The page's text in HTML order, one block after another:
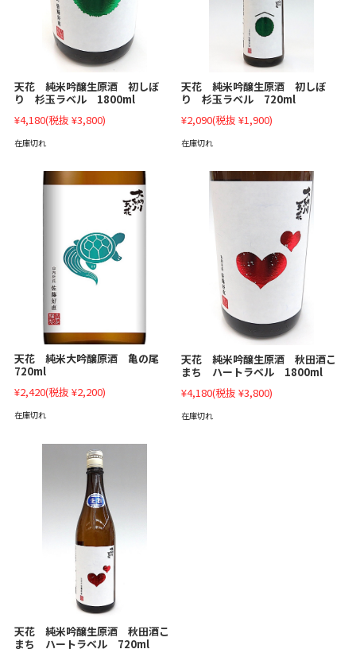
天花 純米吟醸生原酒 初しぼ
り 杉玉ラベル 1800ml
¥4,180(税抜 ¥3,800)
在庫切れ
天花 純米吟醸生原酒 初しぼ
り 杉玉ラベル 720ml
¥2,090(税抜 ¥1,900)
在庫切れ
天花 純米大吟醸原酒 亀の尾
720ml
¥2,420(税抜 ¥2,200)
在庫切れ
天花 純米吟醸生原酒 秋田酒こ
まち ハートラベル 1800ml
¥4,180(税抜 ¥3,800)
在庫切れ
天花 純米吟醸生原酒 秋田酒こ
まち ハートラベル 720ml